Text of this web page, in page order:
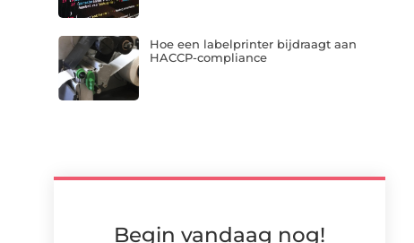
Hoe een labelprinter bijdraagt aan
HACCP-compliance
Begin vandaag nog!